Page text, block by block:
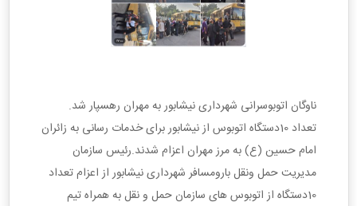
ناوگان اتوبوسرانی شهرداری نیشابور به مهران رهسپار شد.
تعداد 10دستگاه اتوبوس از نیشابور برای خدمات رسانی به زائران
امام حسین (ع) به مرز مهران اعزام شدند.رئیس سازمان
مدیریت حمل ونقل بارومسافر شهرداری نیشابور از اعزام تعداد
10دستگاه از اتوبوس های سازمان حمل و نقل به همراه تیم